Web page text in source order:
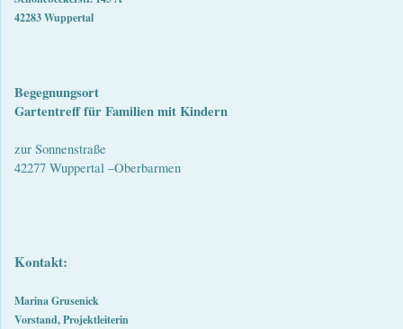
42283 Wuppertal
Begegnungsort
Gartentreff für Familien mit Kindern
zur Sonnenstraße
42277 Wuppertal –Oberbarmen
Kontakt:
Marina Grusenick
Vorstand, Projektleiterin